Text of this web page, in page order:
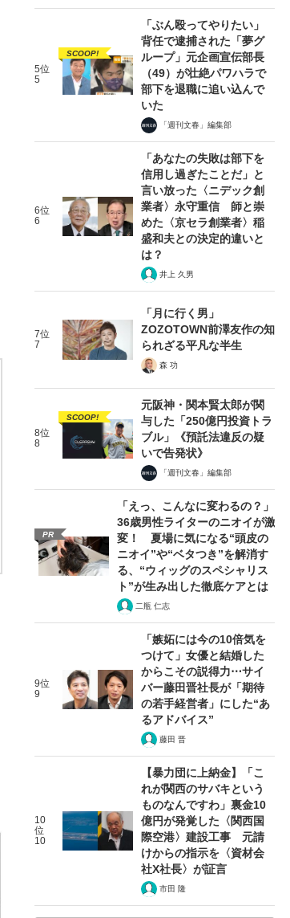
5位
5
SCOOP!
「ぶん殴ってやりたい」
背任で逮捕された「夢グ
ループ」元企画宣伝部長
（49）が壮絶パワハラで
部下を退職に追い込んで
いた
「週刊文春」編集部
6位
6
「あなたの失敗は部下を
信用し過ぎたことだ」と
言い放った〈ニデック創
業者〉永守重信 師と崇
めた〈京セラ創業者〉稲
盛和夫との決定的違いと
は？
井上 久男
7位
7
「月に行く男」
ZOZOTOWN前澤友作の知
られざる平凡な半生
森 功
8位
8
SCOOP!
元阪神・関本賢太郎が関
与した「250億円投資トラ
ブル」《預託法違反の疑
いで告発状》
「週刊文春」編集部
PR
「えっ、こんなに変わるの？」
36歳男性ライターのニオイが激
変！ 夏場に気になる“頭皮の
ニオイ”や“ベタつき”を解消す
る、“ウィッグのスペシャリス
ト”が生み出した徹底ケアとは
二瓶 仁志
9位
9
「嫉妬には今の10倍気を
つけて」女優と結婚した
からこその説得力⋯サイ
バー藤田晋社長が「期待
の若手経営者」にした“あ
るアドバイス”
藤田 晋
10
位
10
【暴力団に上納金】「こ
れが関西のサバキという
ものなんですわ」裏金10
億円が発覚した〈関西国
際空港〉建設工事 元請
けからの指示を〈資材会
社X社長〉が証言
市田 隆